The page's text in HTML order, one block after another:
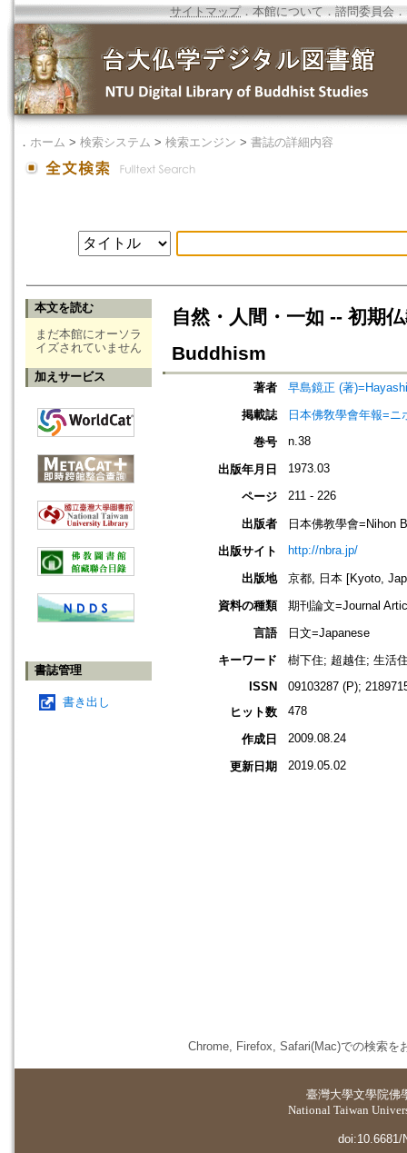
サイトマップ．本館について ． 諮問委員会 ．
． ホーム > 検索システム > 検索エンジン > 書誌の詳細内容
本文を読む
まだ本館にオーソラ
イズされていません
加えサービス
書誌管理
書き出し
自然・人間・一如 -- 初期
Buddhism
著者
早島鏡正 (著
掲載誌
日本佛敎學會年報=
巻号
n.38
出版年月日 1973.03
ページ 211 - 226
出版者
日本佛教學會=Nihon
出版サイト
http://nbra.jp/
出版地
京都, 日本 [Kyoto,
資料の種類
期刊論文=Journal
言語
日文=Japanese
キーワード
樹下住; 超越住; 生活
ISSN
09103287 (P);
ヒット数
478
作成日 2009.08.24
更新日期 2019.05.02
Chrome, Firefox, Safari(Mac)での検索を
臺灣大學文學院佛
National Taiwan
doi:10.6681/